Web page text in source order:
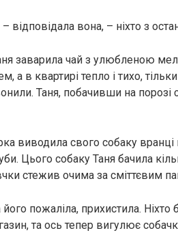
відповідала вона, – ніхто з
заварила чай з улюбленою
а в квартирі тепло і тихо,
Таня, побачивши на порозі
виводила свого собаку вранці
Цього собаку Таня бачила
стежив очима за сміттєвим
пожаліла, прихистила.
та ось тепер вигулює